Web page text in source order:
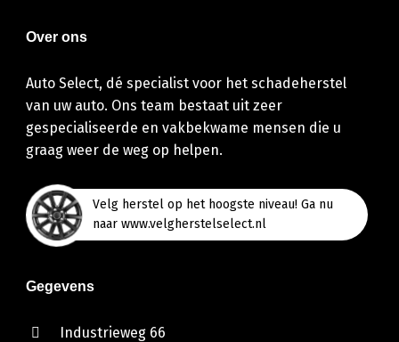
Over ons
Auto Select, dé specialist voor het schadeherstel
van uw auto. Ons team bestaat uit zeer
gespecialiseerde en vakbekwame mensen die u
graag weer de weg op helpen.
Velg herstel op het hoogste niveau! Ga nu
naar www.velgherstelselect.nl
Gegevens
Industrieweg 66